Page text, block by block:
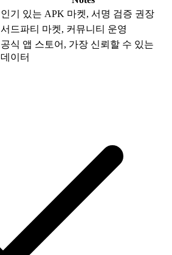
인기 있는 APK 마켓, 서명 검증 권장
서드파티 마켓, 커뮤니티 운영
공식 앱 스토어, 가장 신뢰할 수 있는
데이터